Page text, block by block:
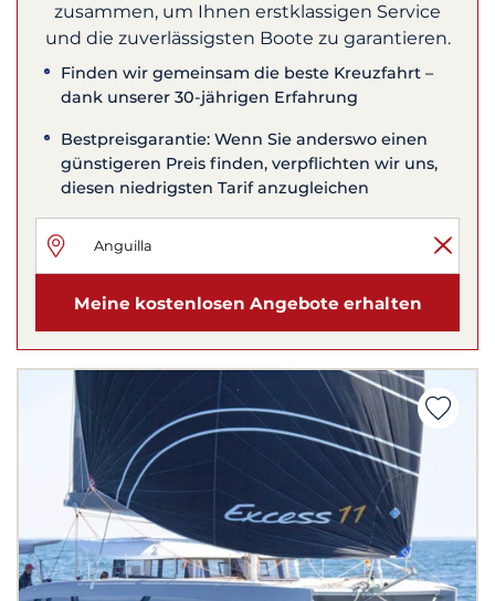
zusammen, um Ihnen erstklassigen Service
und die zuverlässigsten Boote zu garantieren.
Finden wir gemeinsam die beste Kreuzfahrt –
dank unserer 30-jährigen Erfahrung
Bestpreisgarantie: Wenn Sie anderswo einen
günstigeren Preis finden, verpflichten wir uns,
diesen niedrigsten Tarif anzugleichen
Meine kostenlosen Angebote erhalten